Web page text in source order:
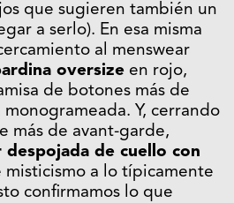
que sugieren también un
a serlo). En esa misma
al menswear
oversize en rojo,
de botones más de
Y, cerrando
más de avant-garde,
despojada de cuello con
misticismo a lo típicamente
confirmamos lo que